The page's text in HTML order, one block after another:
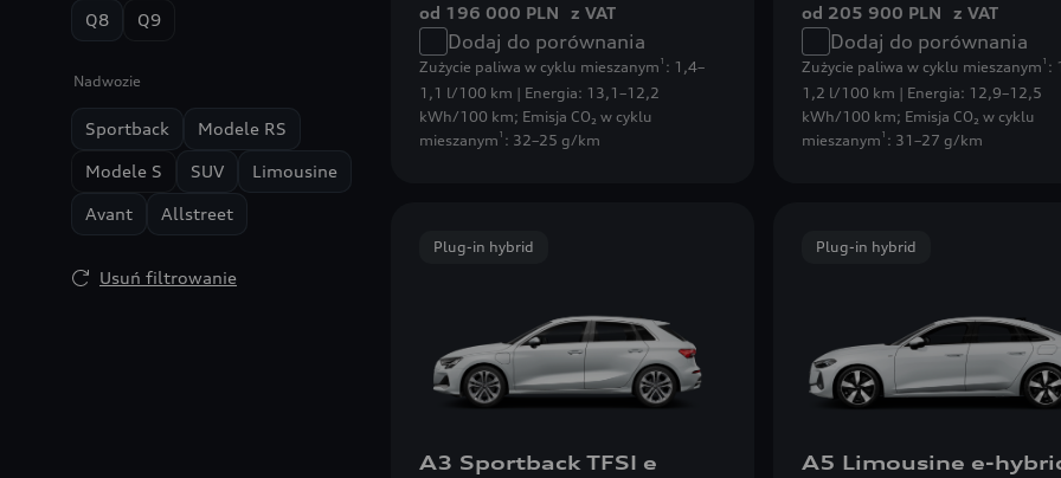
Q8 Q9
Nadwozie
Sportback Modele RS
Modele S SUV Limousine
Avant Allstreet
Usuń filtrowanie
od 196 000 PLN z VAT
Dodaj do porównania
Zużycie paliwa w cyklu mieszanym 1 : 1,4–
1,1 l/100 km | Energia: 13,1–12,2
kWh/100 km; Emisja CO₂ w cyklu
mieszanym 1 : 32–25 g/km
od 205 900 PLN z VAT
Dodaj do porównania
Zużycie paliwa w cyklu mieszanym 1 :
1,2 l/100 km | Energia: 12,9–12,5
kWh/100 km; Emisja CO₂ w cyklu
mieszanym 1 : 31–27 g/km
Plug-in hybrid
A3 Sportback TFSI e
Plug-in hybrid
A5 Limousine e-